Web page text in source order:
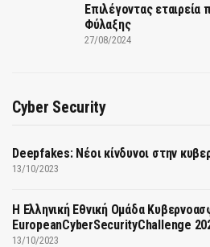
Επιλέγοντας
Φύλαξης
27/08/2024
Cyber Security
Deepfakes: Νέοι κίνδυνοι στην
13/10/2023
Η Ελληνική Εθνική Ομάδα
EuropeanCyberSecurityChallenge
13/10/2023